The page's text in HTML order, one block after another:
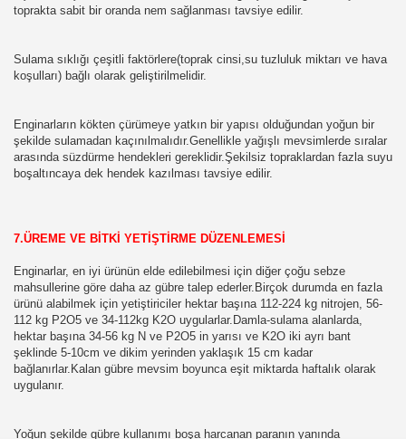
toprakta sabit bir oranda nem sağlanması tavsiye edilir.
Sulama sıklığı çeşitli faktörlere(toprak cinsi,su tuzluluk miktarı ve hava
koşulları) bağlı olarak geliştirilmelidir.
Enginarların kökten çürümeye yatkın bir yapısı olduğundan yoğun bir
şekilde sulamadan kaçınılmalıdır.Genellikle yağışlı mevsimlerde sıralar
arasında süzdürme hendekleri gereklidir.Şekilsiz topraklardan fazla suyu
boşaltıncaya dek hendek kazılması tavsiye edilir.
7.ÜREME VE BİTKİ YETİŞTİRME DÜZENLEMESİ
Enginarlar, en iyi ürünün elde edilebilmesi için diğer çoğu sebze
mahsullerine göre daha az gübre talep ederler.Birçok durumda en fazla
ürünü alabilmek için yetiştiriciler hektar başına 112-224 kg nitrojen, 56-
112 kg P2O5 ve 34-112kg K2O uygularlar.Damla-sulama alanlarda,
hektar başına 34-56 kg N ve P2O5 in yarısı ve K2O iki ayrı bant
şeklinde 5-10cm ve dikim yerinden yaklaşık 15 cm kadar
bağlanırlar.Kalan gübre mevsim boyunca eşit miktarda haftalık olarak
uygulanır.
Yoğun şekilde gübre kullanımı boşa harcanan paranın yanında
BÜTÜN BİLGİLER ,NASIL YETİŞTİRİLİR
BİLGİLER